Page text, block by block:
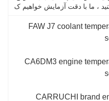
، ما با دقت آزمایش خواهیم ک
FAW J7 coolant
CA6DM3 engine
CARRUCHI brand